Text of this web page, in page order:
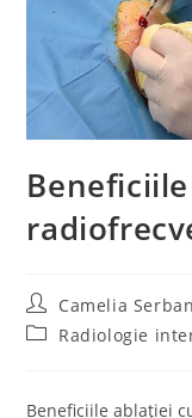
Post
author:
Camelia Serban
PostRadiologie
Beneficiile ablației